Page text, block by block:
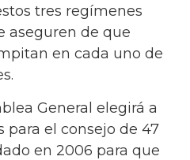
tres regímenes
aseguren de que
en cada uno de
General elegirá a
para el consejo de 47
en 2006 para que